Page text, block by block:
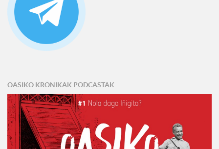
OASIKO KRONIKAK PODCASTAK